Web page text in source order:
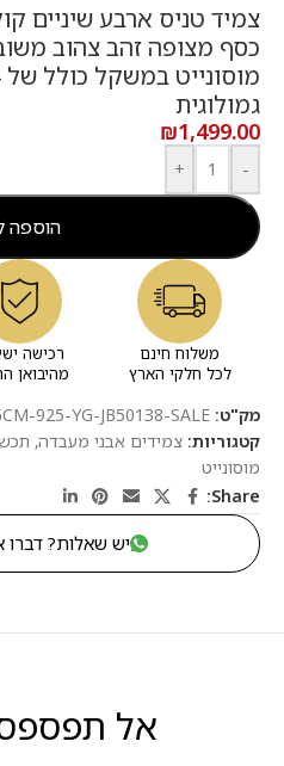
כסף מצופה זהב צהוב
גמולוגית
₪1,499.00
-
+
הוספה
משלוח חינם
לכל חלקי הארץ
רכישה
מהיבואן
מק"ט: 925-YG-JB50138-SALE
קטגוריות: צמידים אבני מעבדה,
מוסונייט
Share:
יש שאלות? דברו
אל